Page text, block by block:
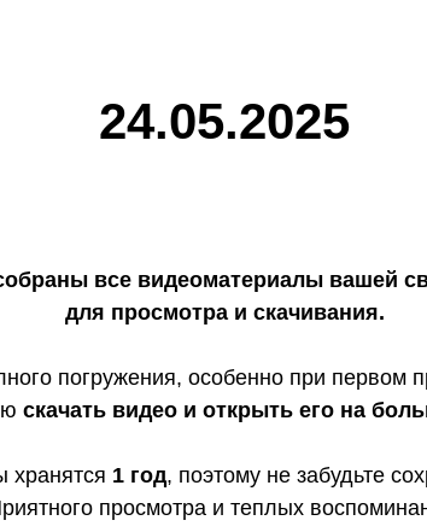
24.05.2025
все видеоматериалы вашей
для просмотра и скачивания.
погружения, особенно при первом
скачать видео и открыть его на
хранятся 1 год, поэтому не забудьте
просмотра и теплых